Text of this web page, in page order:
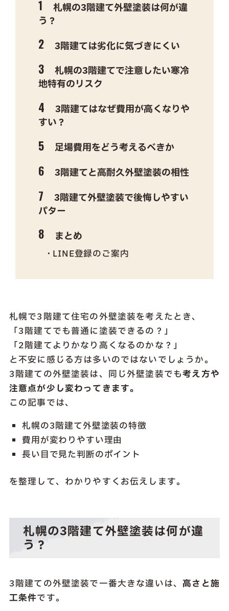
札幌の3階建て外壁塗装は何が違
う？
3階建ては劣化に気づきにくい
札幌の3階建てで注意したい寒冷
地特有のリスク
3階建てはなぜ費用が高くなりや
すい？
足場費用をどう考えるべきか
3階建てと高耐久外壁塗装の相性
3階建て外壁塗装で後悔しやすい
パター
まとめ
LINE登録のご案内
札幌で3階建て住宅の外壁塗装を考えたとき、
「3階建てでも普通に塗装できるの？」
「2階建てよりかなり高くなるのかな？」
と不安に感じる方は多いのではないでしょうか。
3階建ての外壁塗装は、同じ外壁塗装でも考え方や
注意点が少し変わってきます。
この記事では、
札幌の3階建て外壁塗装の特徴
費用が変わりやすい理由
長い目で見た判断のポイント
を整理して、わかりやすくお伝えします。
札幌の3階建て外壁塗装は何が違
う？
3階建ての外壁塗装で一番大きな違いは、高さと施
工条件です。